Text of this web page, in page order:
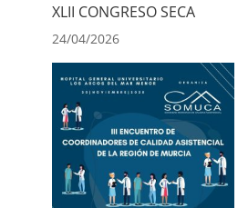
XLII CONGRESO SECA
24/04/2026